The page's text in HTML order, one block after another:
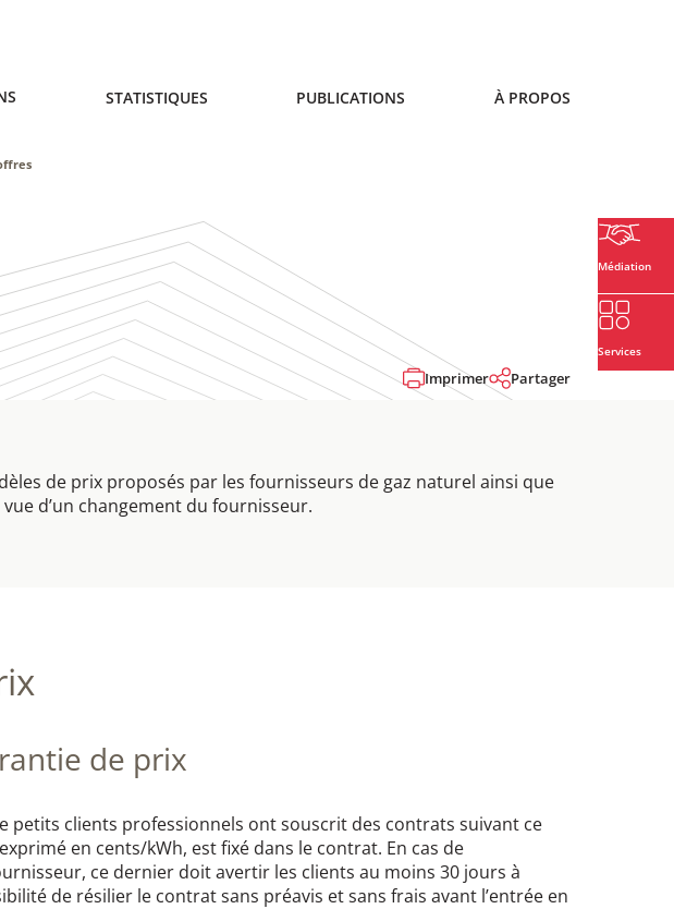
STATISTIQUES PUBLICATIONS À PROPOS
Médiation
Services
Imprimer Partager
de prix proposés par les fournisseurs de gaz naturel ainsi que
d’un changement du fournisseur.
de prix
petits clients professionnels ont souscrit des contrats suivant ce
en cents/kWh, est fixé dans le contrat. En cas de
ce dernier doit avertir les clients au moins 30 jours à
de résilier le contrat sans préavis et sans frais avant l’entrée en